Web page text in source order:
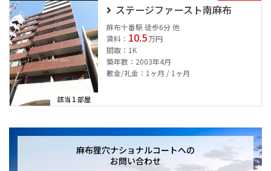
らに都営大江戸線麻布十番駅など全部で4路線が使えて、交通の便が非
常に良いです。駐車場がありますので、敷地内に自家用車を停められ
ます。敷地内にごみ置き場がありますので、いつでもごみを捨てられ
ます。
該当1部屋
ステージファースト南麻布
麻布十番駅 徒歩6分 他
賃料： 10.5 万円
間取：1K
築年数：2003年4月
敷金/礼金：1ヶ月 / 1ヶ月
麻布狸穴ナショナルコートへの
お問い合わせ